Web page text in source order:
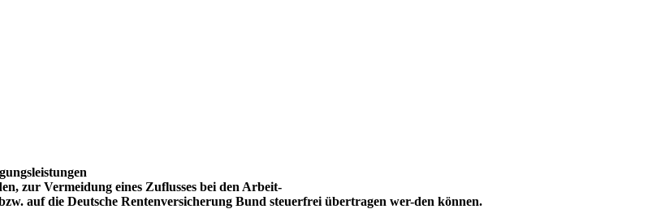
zur Vermeidung eines Zuflusses bei den Arbeit-
auf die Deutsche Rentenversicherung Bund steuerfrei übertragen wer-den können.